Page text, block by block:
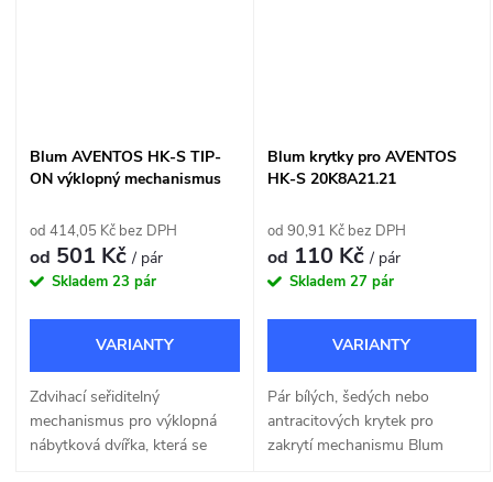
Blum AVENTOS HK-S TIP-
ON výklopný mechanismus
od 414,05 Kč bez DPH
od 501 Kč/ pár
Skladem 23 pár
Zdvihací seřiditelný
mechanismus pro výklopná
nábytková dvířka, která se
Blum krytky pro AVENTOS
HK-S 20K8A21.21
od 90,91 Kč bez DPH
od 110 Kč/ pár
Skladem 27 pár
Pár bílých, šedých nebo
antracitových krytek pro
zakrytí mechanismu Blum